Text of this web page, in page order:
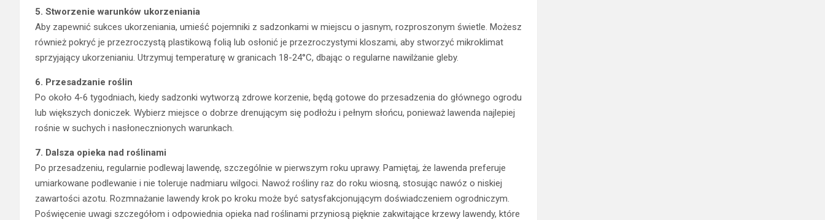
5. Stworzenie warunków ukorzeniania
Aby zapewnić sukces ukorzeniania, umieść pojemniki z sadzonkami w miejscu o jasnym, rozproszonym świetle. Możesz
również pokryć je przezroczystą plastikową folią lub osłonić je przezroczystymi kloszami, aby stworzyć mikroklimat
sprzyjający ukorzenianiu. Utrzymuj temperaturę w granicach 18-24°C, dbając o regularne nawilżanie gleby.
6. Przesadzanie roślin
Po około 4-6 tygodniach, kiedy sadzonki wytworzą zdrowe korzenie, będą gotowe do przesadzenia do głównego ogrodu
lub większych doniczek. Wybierz miejsce o dobrze drenującym się podłożu i pełnym słońcu, ponieważ lawenda najlepiej
rośnie w suchych i nasłonecznionych warunkach.
7. Dalsza opieka nad roślinami
Po przesadzeniu, regularnie podlewaj lawendę, szczególnie w pierwszym roku uprawy. Pamiętaj, że lawenda preferuje
umiarkowane podlewanie i nie toleruje nadmiaru wilgoci. Nawoź rośliny raz do roku wiosną, stosując nawóz o niskiej
zawartości azotu. Rozmnażanie lawendy krok po kroku może być satysfakcjonującym doświadczeniem ogrodniczym.
Poświęcenie uwagi szczegółom i odpowiednia opieka nad roślinami przyniosą pięknie zakwitające krzewy lawendy, które